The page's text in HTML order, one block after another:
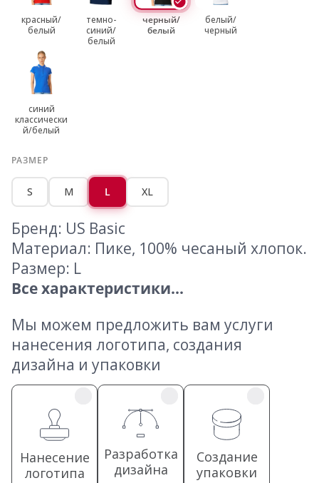
красный/
белый
темно-
синий/
белый
черный/
белый
белый/
черный
синий
классически
й/белый
РАЗМЕР
S M L XL
Бренд: US Basic
Материал: Пике, 100% чесаный хлопок.
Размер: L
Все характеристики...
Мы можем предложить вам услуги
нанесения логотипа, создания
дизайна и упаковки
Нанесение
логотипа
Разработка
дизайна
Создание
упаковки